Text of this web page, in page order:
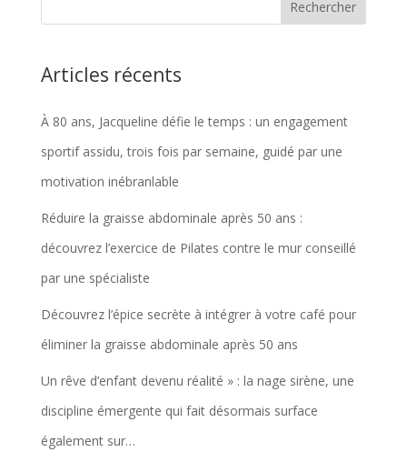
Articles récents
À 80 ans, Jacqueline défie le temps : un engagement
sportif assidu, trois fois par semaine, guidé par une
motivation inébranlable
Réduire la graisse abdominale après 50 ans :
découvrez l’exercice de Pilates contre le mur conseillé
par une spécialiste
Découvrez l’épice secrète à intégrer à votre café pour
éliminer la graisse abdominale après 50 ans
Un rêve d’enfant devenu réalité » : la nage sirène, une
discipline émergente qui fait désormais surface
également sur…